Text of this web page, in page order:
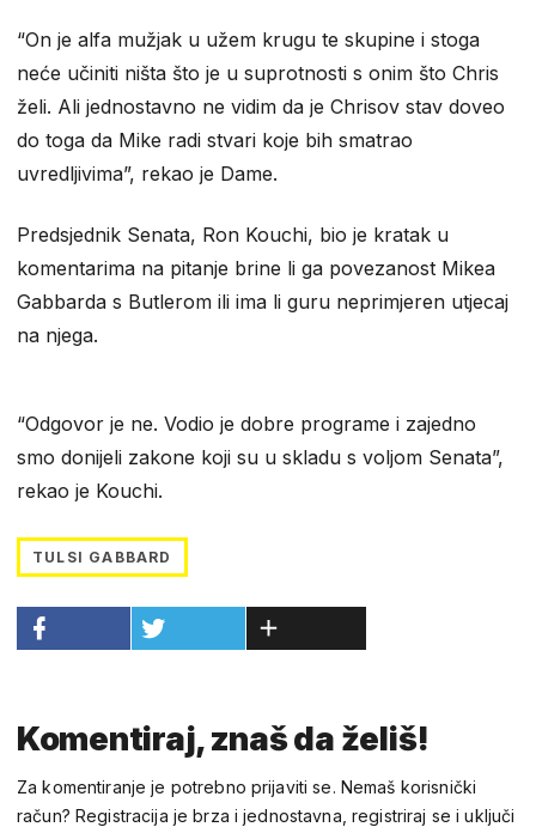
“On je alfa mužjak u užem krugu te skupine i stoga
neće učiniti ništa što je u suprotnosti s onim što Chris
želi. Ali jednostavno ne vidim da je Chrisov stav doveo
do toga da Mike radi stvari koje bih smatrao
uvredljivima”, rekao je Dame.
Predsjednik Senata, Ron Kouchi, bio je kratak u
komentarima na pitanje brine li ga povezanost Mikea
Gabbarda s Butlerom ili ima li guru neprimjeren utjecaj
na njega.
“Odgovor je ne. Vodio je dobre programe i zajedno
smo donijeli zakone koji su u skladu s voljom Senata”,
rekao je Kouchi.
TULSI GABBARD
Komentiraj, znaš da želiš!
Za komentiranje je potrebno prijaviti se. Nemaš korisnički
račun? Registracija je brza i jednostavna, registriraj se i uključi